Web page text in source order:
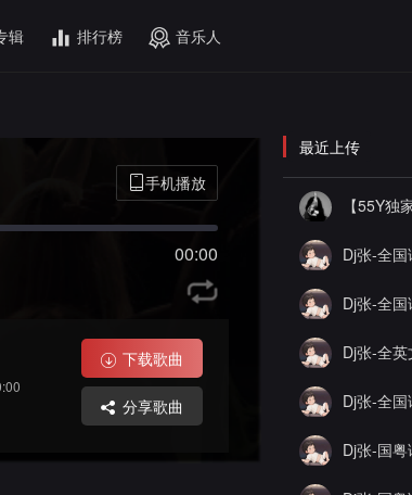
辑 排行榜 音乐人
手机播放
00:00
下载歌曲
分享歌曲
最近上传